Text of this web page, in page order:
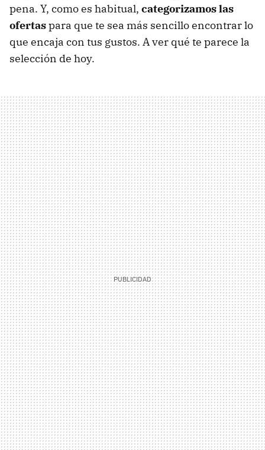
pena. Y, como es habitual, categorizamos las
ofertaspara que te sea más sencillo encontrar lo
que encaja con tus gustos. A ver qué te parece la
selección de hoy.